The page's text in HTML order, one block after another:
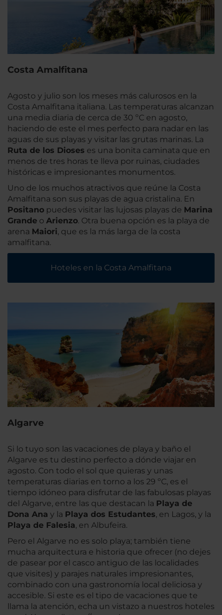
Costa Amalfitana
Agosto y julio son los meses más calurosos en la
Costa Amalfitana italiana. Las temperaturas alcanzan
una media diaria de cerca de 30 ºC en agosto,
haciendo de este el mes perfecto para nadar en las
aguas de sus playas y visitar las grutas marinas. La
Ruta de los Dioses es una bonita caminata que en
menos de tres horas te lleva por ruinas, ciudades
históricas e impresionantes monumentos.
Uno de los muchos atractivos que reúne la Costa
Amalfitana son sus playas de agua cristalina. En
Positano puedes visitar las lujosas playas de Marina
Grande o Arienzo. Otra buena opción es la playa de
arena Maiori, que es la más larga de la costa
amalfitana.
Hoteles en la Costa Amalfitana
Algarve
Si lo tuyo son las vacaciones de playa y baño el
Algarve es tu destino perfecto a dónde viajar en
agosto. Con todo el sol que quieras y unas
temperaturas diarias en torno a los 29 ºC, es el
tiempo idóneo para disfrutar de las fabulosas playas
del Algarve, entre las que destacan la Playa de
Dona Ana y la Playa dos Estudantes, en Lagos, y la
Playa de Falesia, en Albufeira.
Pero el Algarve no es solo playa; también tiene
mucha arquitectura e historia que ofrecer (no dejes
de pasear por el casco antiguo de las localidades
que visites) y parajes naturales impresionantes,
combinado con una gastronomía local deliciosa y
accesible. Si este es el tipo de vacaciones que te
llama la atención, echa un vistazo a nuestros hoteles